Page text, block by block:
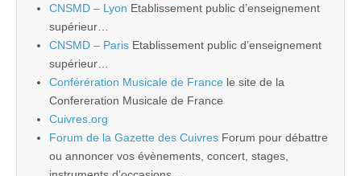
CNSMD – Lyon Etablissement public d’enseignement
supérieur…
CNSMD – Paris Etablissement public d’enseignement
supérieur…
Conférération Musicale de France le site de la
Confereration Musicale de France
Cuivres.org
Forum de la Gazette des Cuivres Forum pour débattre
ou annoncer vos évènements, concert, stages,